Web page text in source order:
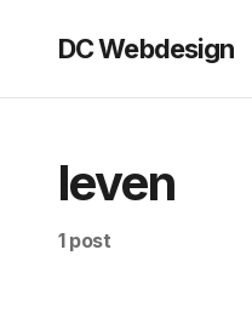
DC Webdesign
leven
1 post